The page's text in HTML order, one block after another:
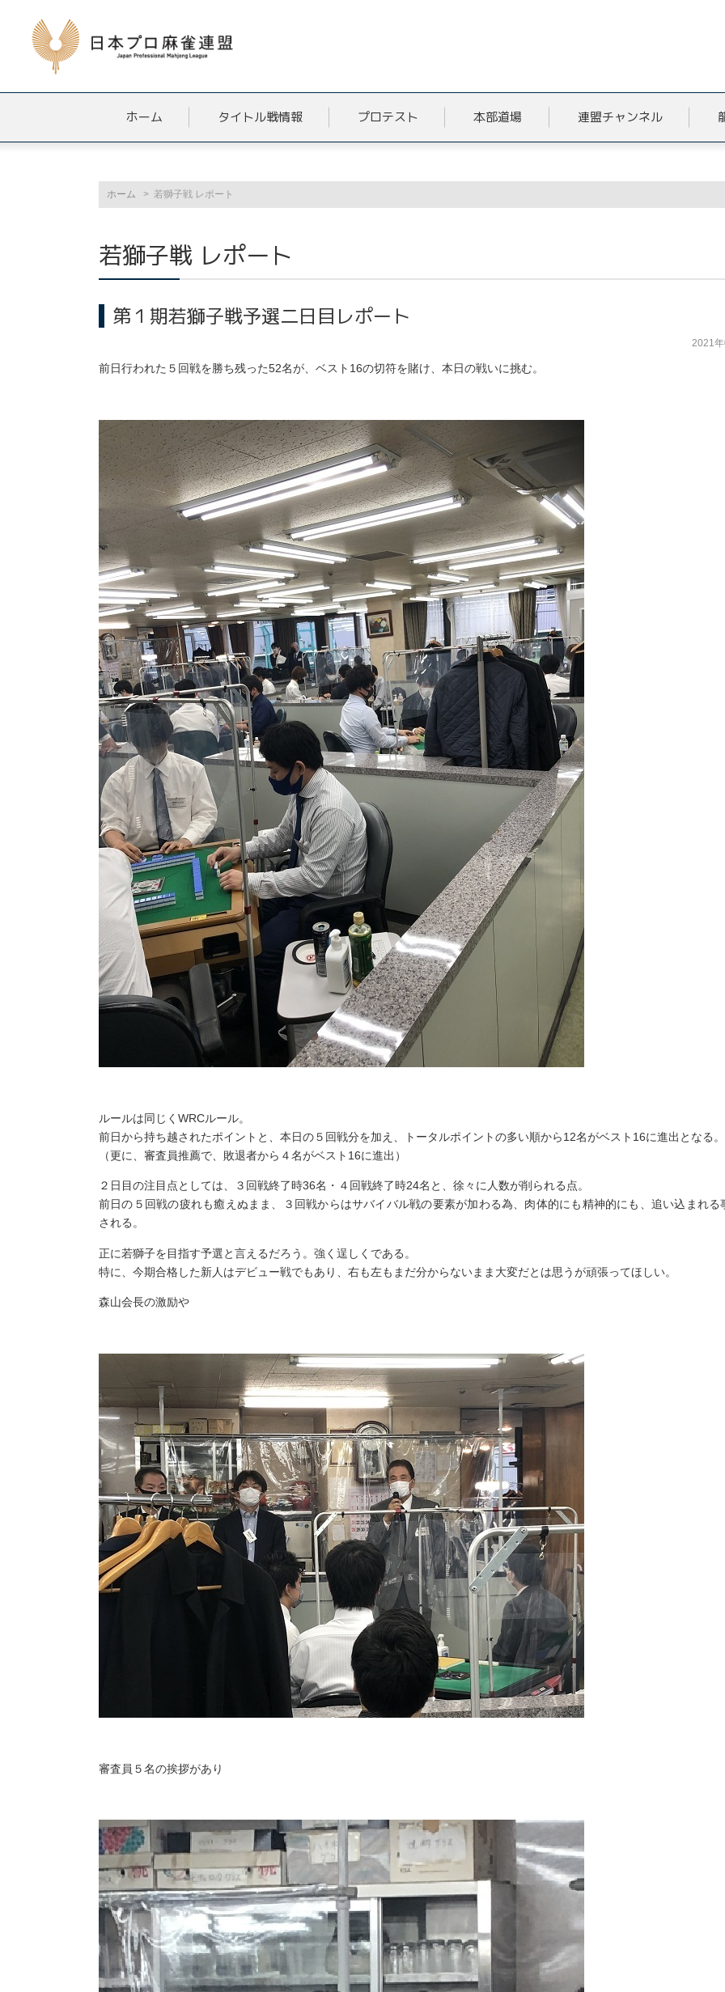
ホーム タイトル戦情報 プロテスト 本部道場 連盟チャンネル
ホーム 若獅子戦 レポート
若獅子戦 レポート
第１期若獅子戦予選二日目レポート
2021
前日行われた５回戦を勝ち残った52名が、ベスト16の切符を賭け、本日の戦いに挑む。
ルールは同じくWRCルール。
前日から持ち越されたポイントと、本日の５回戦分を加え、トータルポイントの多い順から12名がベスト16に進出となる。
（更に、審査員推薦で、敗退者から４名がベスト16に進出）
２日目の注目点としては、３回戦終了時36名・４回戦終了時24名と、徐々に人数が削られる点。
前日の５回戦の疲れも癒えぬまま、３回戦からはサバイバル戦の要素が加わる為、肉体的にも精神的にも、追い込まれる
される。
正に若獅子を目指す予選と言えるだろう。強く逞しくである。
特に、今期合格した新人はデビュー戦でもあり、右も左もまだ分からないまま大変だとは思うが頑張ってほしい。
森山会長の激励や
審査員５名の挨拶があり